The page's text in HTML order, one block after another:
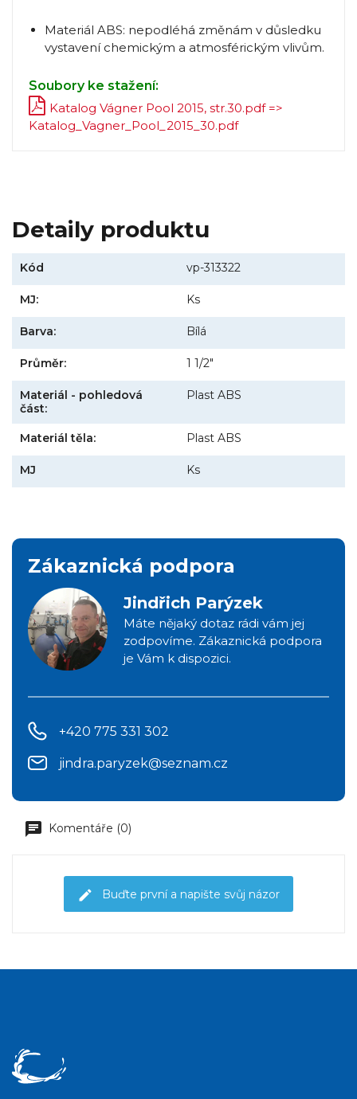
Materiál ABS: nepodléhá změnám v důsledku
vystavení chemickým a atmosférickým vlivům.
Soubory ke stažení:
Katalog Vágner Pool 2015, str.30.pdf =>
Katalog_Vagner_Pool_2015_30.pdf
Detaily produktu
Kód vp-313322
MJ: Ks
Barva: Bílá
Průměr: 1 1/2"
Materiál - pohledová
část:
Plast ABS
Materiál těla: Plast ABS
MJ Ks
Zákaznická podpora
Jindřich Parýzek
Máte nějaký dotaz rádi vám jej
zodpovíme. Zákaznická podpora
je Vám k dispozici.
+420 775 331 302
jindra.paryzek@seznam.cz
Komentáře (0)
Buďte první a napište svůj názor